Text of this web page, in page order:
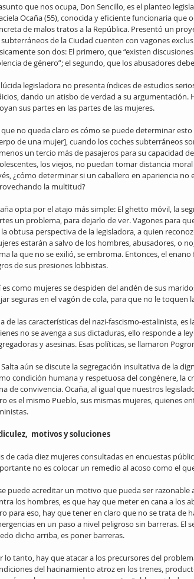
que nos ocupa, Don Sencillo, es el planteo
Ocaña (55), conocida y eficiente funcionaria
de malos tratos a la República. Presentó un
de la Ciudad cuenten con vagones
son dos: El primero, que “existen
de género”; el segundo, que los abusadores
lúcida legisladora no presenta índices de estudios
dando un atisbo de verdad a su argumentación.
sus partes en las partes de las mujeres.
que no queda claro es cómo se puede determinar
de una mujer], cuando los coches subterráneos
un tercio más de pasajeros para su capacidad
los viejos, no puedan tomar distancia
¿cómo determinar si un caballero en apariencia
la multitud?
opta por el atajo más simple: El ghetto móvil, la
un problema, para dejarlo de ver. Vagones para
la obtusa perspectiva de la legisladora, a quien
estarán a salvo de los hombres, abusadores, o
la que no se exilió, se embroma. Entonces, el
de sus presiones lobbistas.
es como mujeres se despiden del andén de sus
seguras en el vagón de cola, para que no le toquen
de las características del nazi-fascismo-estalinista, es
no se avenga a sus dictaduras, ello responde a
y asesinas. Esas políticas, se llamaron
Salta aún se discute la segregación insultativa de la
condición humana y respetuosa del congénere, la
de convivencia. Ocaña, al igual que nuestros
es el mismo Pueblo, sus mismas mujeres, quienes
motivos y soluciones
de cada diez mujeres consultadas en encuestas
no es colocar un remedio al acoso como el
puede acreditar un motivo que pueda ser
los hombres, es que hay que meter en cana a los
para eso, hay que tener en claro que no se trata de
en un paso a nivel peligroso sin barreras. El
dicho arriba, es poner barreras.
lo tanto, hay que atacar a los precursores del
del hacinamiento atroz en los trenes,